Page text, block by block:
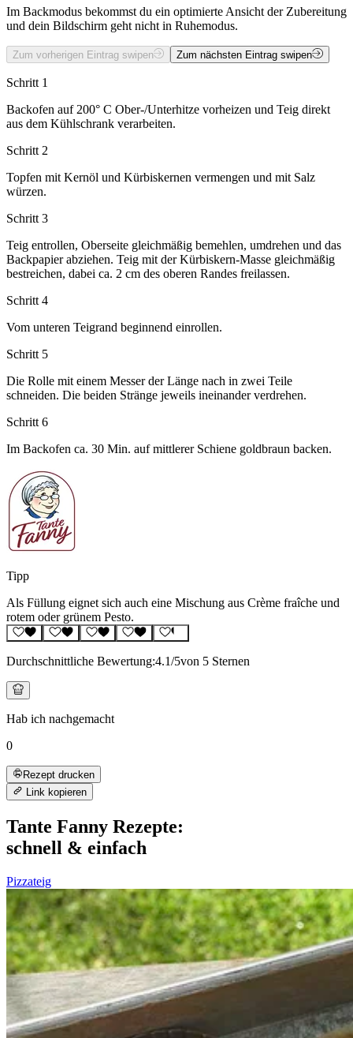
Im Backmodus bekommst du ein optimierte Ansicht der Zubereitung
und dein Bildschirm geht nicht in Ruhemodus.
Zum vorherigen Eintrag swipen Zum nächsten Eintrag swipen
Schritt 1
Backofen auf 200° C Ober-/Unterhitze vorheizen und Teig direkt
aus dem Kühlschrank verarbeiten.
Schritt 2
Topfen mit Kernöl und Kürbiskernen vermengen und mit Salz
würzen.
Schritt 3
Teig entrollen, Oberseite gleichmäßig bemehlen, umdrehen und das
Backpapier abziehen. Teig mit der Kürbiskern-Masse gleichmäßig
bestreichen, dabei ca. 2 cm des oberen Randes freilassen.
Schritt 4
Vom unteren Teigrand beginnend einrollen.
Schritt 5
Die Rolle mit einem Messer der Länge nach in zwei Teile
schneiden. Die beiden Stränge jeweils ineinander verdrehen.
Schritt 6
Im Backofen ca. 30 Min. auf mittlerer Schiene goldbraun backen.
Tipp
Als Füllung eignet sich auch eine Mischung aus Crème fraîche und
rotem oder grünem Pesto.
Durchschnittliche Bewertung:4.1/5von 5 Sternen
Hab ich nachgemacht
0
Rezept drucken
Link kopieren
Tante Fanny Rezepte:
schnell & einfach
Pizzateig